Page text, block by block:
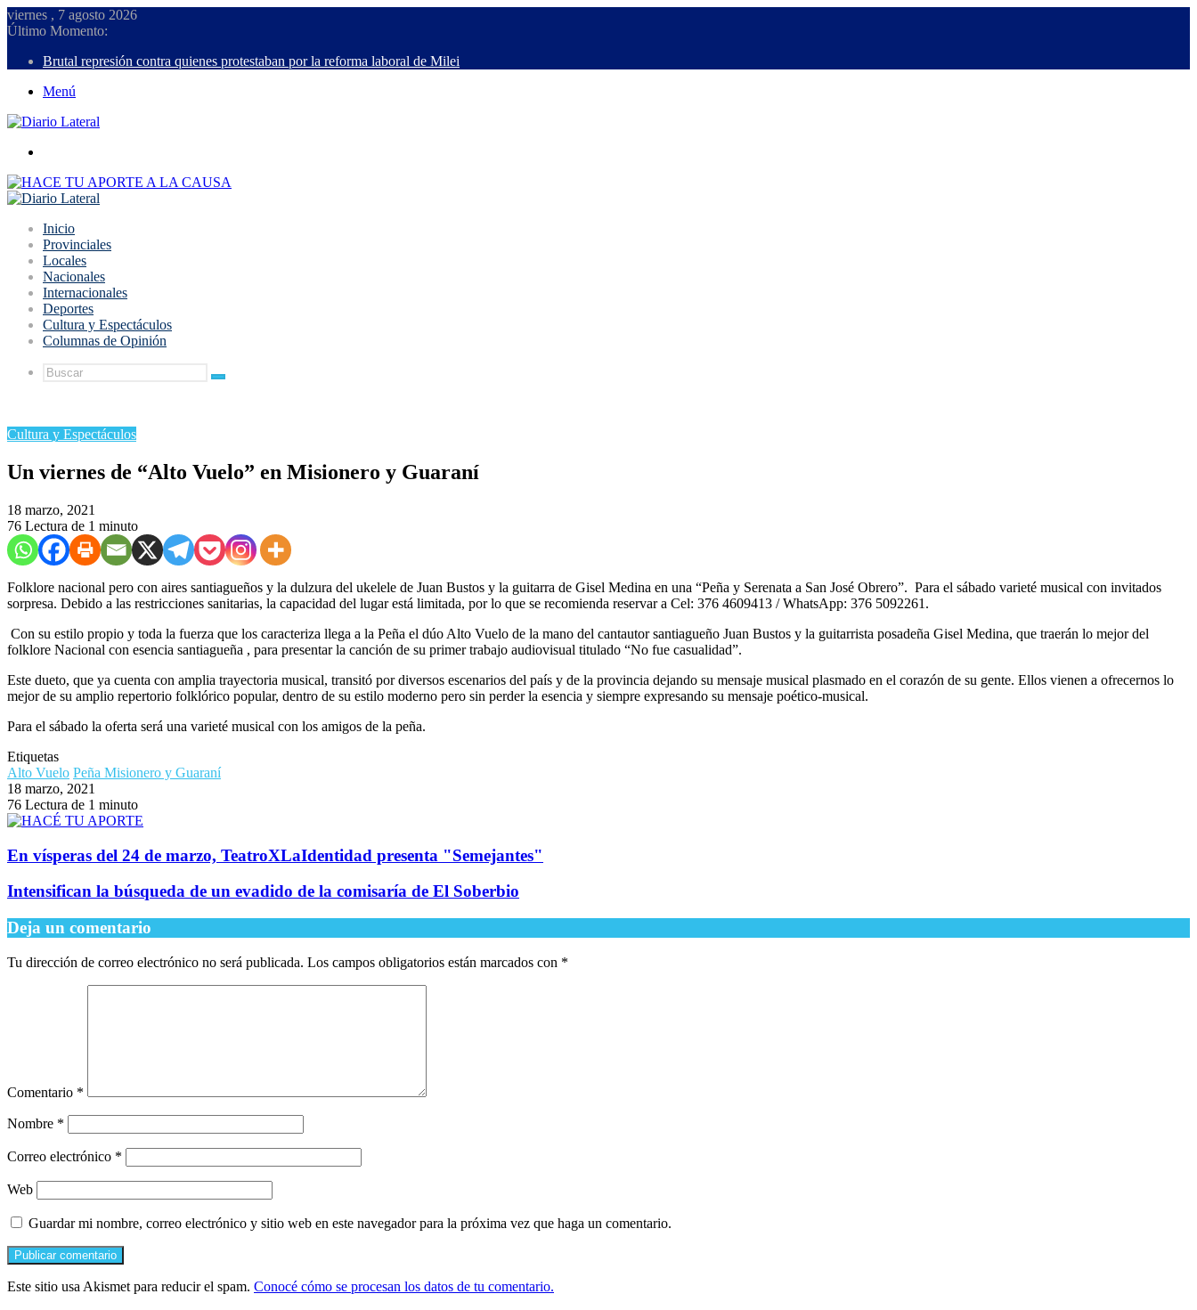
viernes , 7 agosto 2026
Último Momento:
Brutal represión contra quienes protestaban por la reforma laboral de Milei
Menú
Inicio
Provinciales
Locales
Nacionales
Internacionales
Deportes
Cultura y Espectáculos
Columnas de Opinión
Buscar
Cultura y Espectáculos
Un viernes de “Alto Vuelo” en Misionero y Guaraní
18 marzo, 2021
76 Lectura de 1 minuto
Folklore nacional pero con aires santiagueños y la dulzura del ukelele de Juan Bustos y la guitarra de Gisel Medina en una “Peña y Serenata a San José Obrero”. Para el sábado varieté musical con invitados
sorpresa. Debido a las restricciones sanitarias, la capacidad del lugar está limitada, por lo que se recomienda reservar a Cel: 376 4609413 / WhatsApp: 376 5092261.
Con su estilo propio y toda la fuerza que los caracteriza llega a la Peña el dúo Alto Vuelo de la mano del cantautor santiagueño Juan Bustos y la guitarrista posadeña Gisel Medina, que traerán lo mejor del
folklore Nacional con esencia santiagueña , para presentar la canción de su primer trabajo audiovisual titulado “No fue casualidad”.
Este dueto, que ya cuenta con amplia trayectoria musical, transitó por diversos escenarios del país y de la provincia dejando su mensaje musical plasmado en el corazón de su gente. Ellos vienen a ofrecernos lo
mejor de su amplio repertorio folklórico popular, dentro de su estilo moderno pero sin perder la esencia y siempre expresando su mensaje poético-musical.
Para el sábado la oferta será una varieté musical con los amigos de la peña.
Etiquetas
Alto Vuelo Peña Misionero y Guaraní
18 marzo, 2021
76 Lectura de 1 minuto
En vísperas del 24 de marzo, TeatroXLaIdentidad presenta "Semejantes"
Intensifican la búsqueda de un evadido de la comisaría de El Soberbio
Deja un comentario
Tu dirección de correo electrónico no será publicada. Los campos obligatorios están marcados con *
Comentario *
Nombre *
Correo electrónico *
Web
Guardar mi nombre, correo electrónico y sitio web en este navegador para la próxima vez que haga un comentario.
Este sitio usa Akismet para reducir el spam. Conocé cómo se procesan los datos de tu comentario.